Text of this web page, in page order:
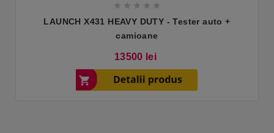
    
LAUNCH X431 HEAVY DUTY - Tester auto +
camioane
13500 lei